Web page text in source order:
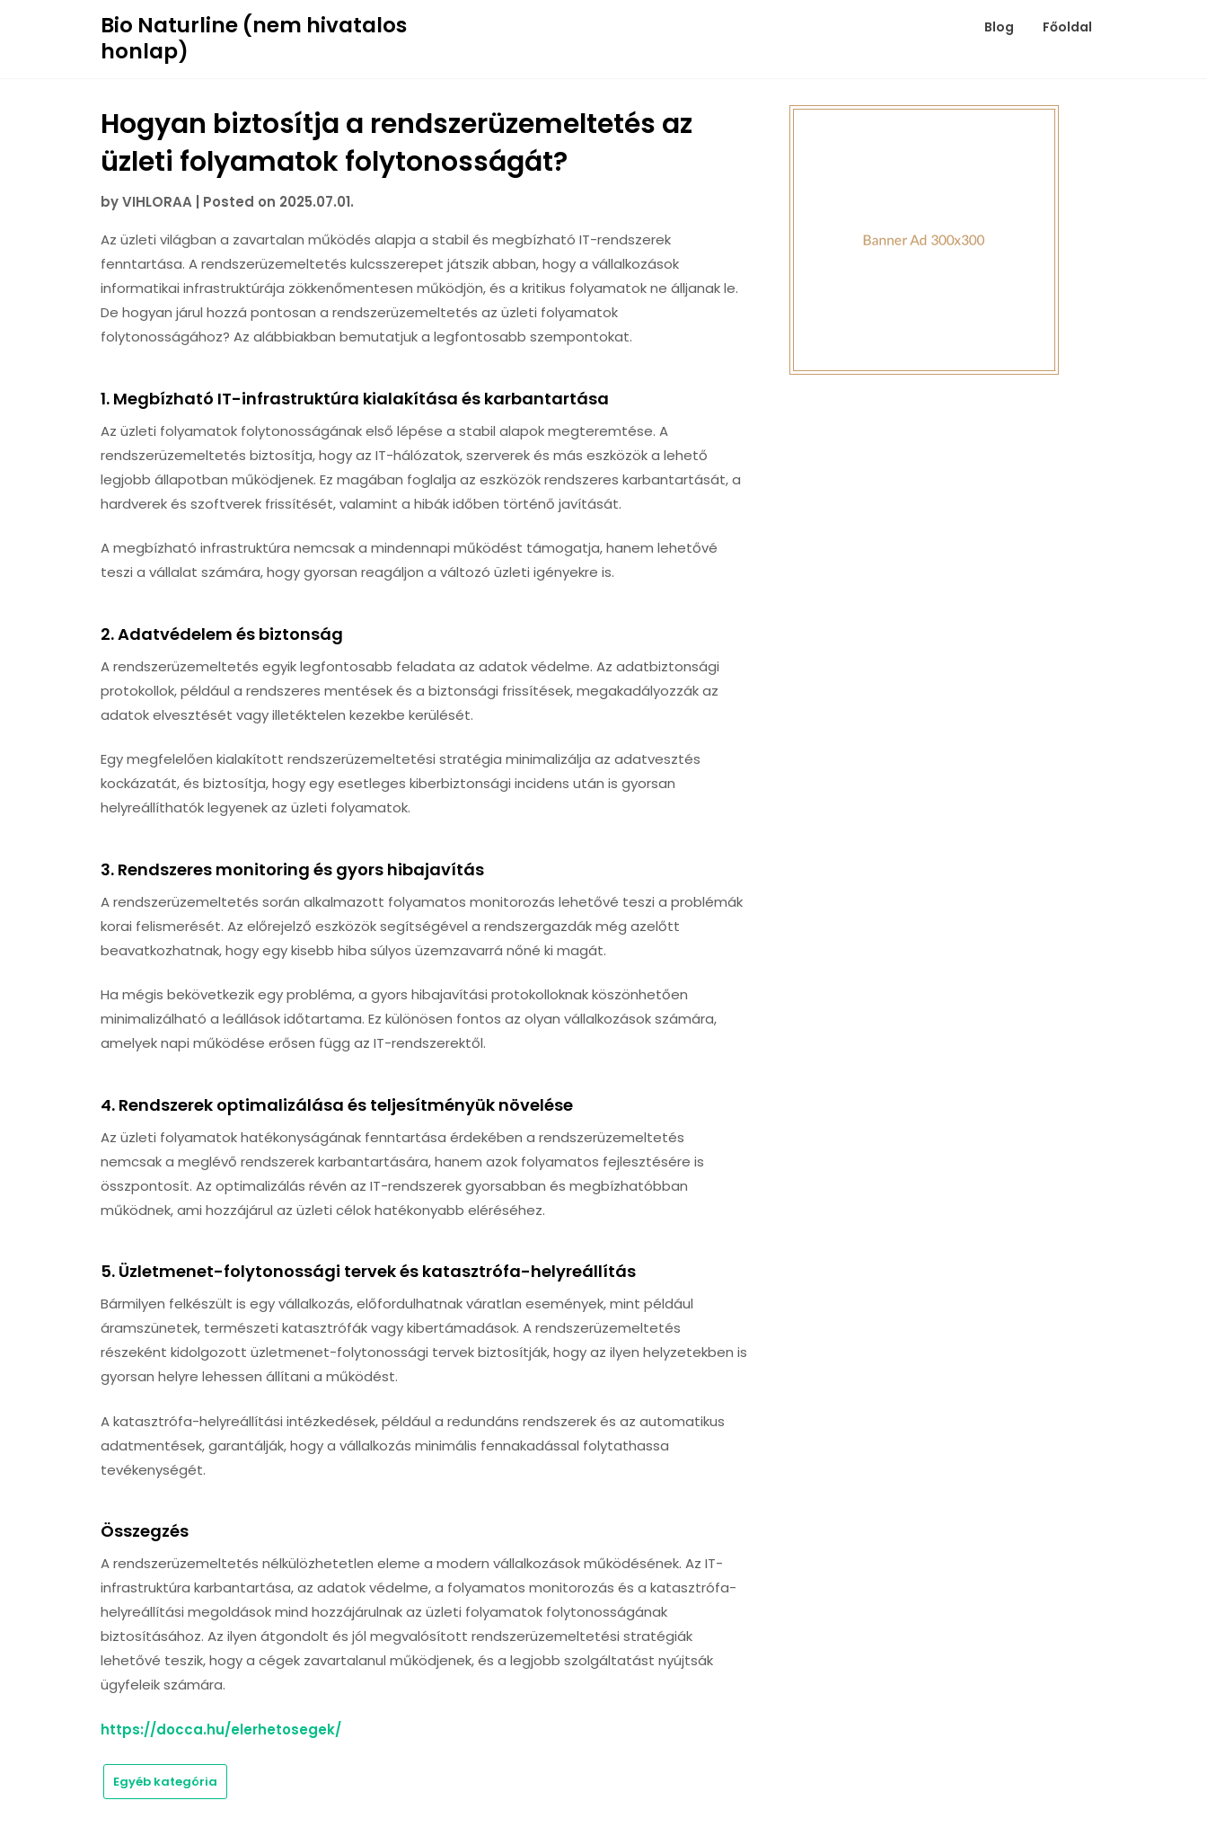
Bio Naturline (nem hivatalos
honlap)
Blog Főoldal
Hogyan biztosítja a rendszerüzemeltetés az
üzleti folyamatok folytonosságát?
byVIHLORAA Posted on 2025.07.01.
Az üzleti világban a zavartalan működés alapja a stabil és megbízható IT-rendszerek
fenntartása. A rendszerüzemeltetés kulcsszerepet játszik abban, hogy a vállalkozások
informatikai infrastruktúrája zökkenőmentesen működjön, és a kritikus folyamatok ne álljanak le.
De hogyan járul hozzá pontosan a rendszerüzemeltetés az üzleti folyamatok
folytonosságához? Az alábbiakban bemutatjuk a legfontosabb szempontokat.
1. Megbízható IT-infrastruktúra kialakítása és karbantartása
Az üzleti folyamatok folytonosságának első lépése a stabil alapok megteremtése. A
rendszerüzemeltetés biztosítja, hogy az IT-hálózatok, szerverek és más eszközök a lehető
legjobb állapotban működjenek. Ez magában foglalja az eszközök rendszeres karbantartását, a
hardverek és szoftverek frissítését, valamint a hibák időben történő javítását.
A megbízható infrastruktúra nemcsak a mindennapi működést támogatja, hanem lehetővé
teszi a vállalat számára, hogy gyorsan reagáljon a változó üzleti igényekre is.
2.Adatvédelem és biztonság
A rendszerüzemeltetés egyik legfontosabb feladata az adatok védelme. Az adatbiztonsági
protokollok, például a rendszeres mentések és a biztonsági frissítések, megakadályozzák az
adatok elvesztését vagy illetéktelen kezekbe kerülését.
Egy megfelelően kialakított rendszerüzemeltetési stratégia minimalizálja az adatvesztés
kockázatát, és biztosítja, hogy egy esetleges kiberbiztonsági incidens után is gyorsan
helyreállíthatók legyenek az üzleti folyamatok.
3. Rendszeres monitoring és gyors hibajavítás
A rendszerüzemeltetés során alkalmazott folyamatos monitorozás lehetővé teszi a problémák
korai felismerését. Az előrejelző eszközök segítségével a rendszergazdák még azelőtt
beavatkozhatnak, hogy egy kisebb hiba súlyos üzemzavarrá nőné ki magát.
Ha mégis bekövetkezik egy probléma, a gyors hibajavítási protokolloknak köszönhetően
minimalizálható a leállások időtartama. Ez különösen fontos az olyan vállalkozások számára,
amelyek napi működése erősen függ az IT-rendszerektől.
4. Rendszerek optimalizálása és teljesítményük növelése
Az üzleti folyamatok hatékonyságának fenntartása érdekében a rendszerüzemeltetés
nemcsak a meglévő rendszerek karbantartására, hanem azok folyamatos fejlesztésére is
összpontosít. Az optimalizálás révén az IT-rendszerek gyorsabban és megbízhatóbban
működnek, ami hozzájárul az üzleti célok hatékonyabb eléréséhez.
5. Üzletmenet-folytonossági tervek és katasztrófa-helyreállítás
Bármilyen felkészült is egy vállalkozás, előfordulhatnak váratlan események, mint például
áramszünetek, természeti katasztrófák vagy kibertámadások. A rendszerüzemeltetés
részeként kidolgozott üzletmenet-folytonossági tervek biztosítják, hogy az ilyen helyzetekben is
gyorsan helyre lehessen állítani a működést.
A katasztrófa-helyreállítási intézkedések, például a redundáns rendszerek és az automatikus
adatmentések, garantálják, hogy a vállalkozás minimális fennakadással folytathassa
tevékenységét.
Összegzés
A rendszerüzemeltetés nélkülözhetetlen eleme a modern vállalkozások működésének. Az IT-
infrastruktúra karbantartása, az adatok védelme, a folyamatos monitorozás és a katasztrófa-
helyreállítási megoldások mind hozzájárulnak az üzleti folyamatok folytonosságának
biztosításához. Az ilyen átgondolt és jól megvalósított rendszerüzemeltetési stratégiák
lehetővé teszik, hogy a cégek zavartalanul működjenek, és a legjobb szolgáltatást nyújtsák
ügyfeleik számára.
https://docca.hu/elerhetosegek/
Egyéb kategória